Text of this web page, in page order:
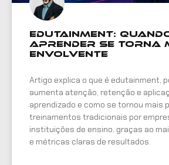
Edutainment:
aprender se torna
envolvente
Artigo explica o que é edutainment,
aumenta atenção, retenção e
aprendizado e como se tornou mais
treinamentos tradicionais por
instituições de ensino, graças ao
e métricas claras de resultados.